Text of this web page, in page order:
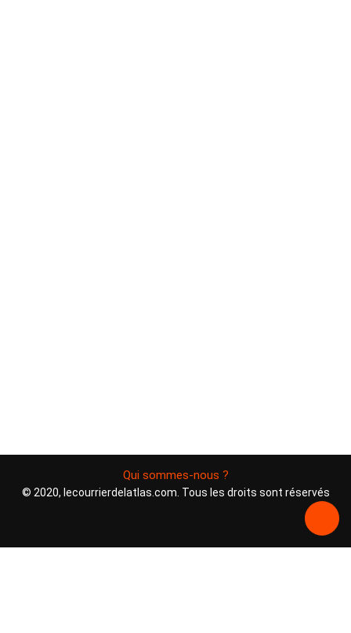
Qui sommes-nous ?
© 2020, lecourrierdelatlas.com. Tous les droits sont réservés